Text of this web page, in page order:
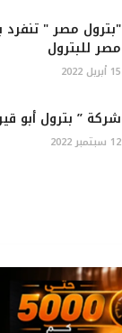
"بترول مصر " تنفرد
مصر للبترول
15 أبريل 2022
شركة ” بترول أبو
12 سبتمبر 2022